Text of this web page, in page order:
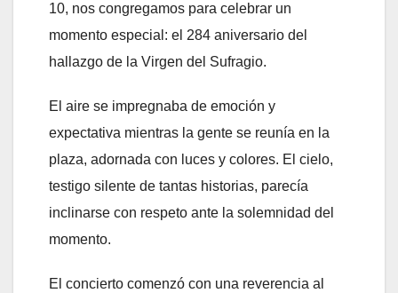
10, nos congregamos para celebrar un
momento especial: el 284 aniversario del
hallazgo de la Virgen del Sufragio.
El aire se impregnaba de emoción y
expectativa mientras la gente se reunía en la
plaza, adornada con luces y colores. El cielo,
testigo silente de tantas historias, parecía
inclinarse con respeto ante la solemnidad del
momento.
El concierto comenzó con una reverencia al